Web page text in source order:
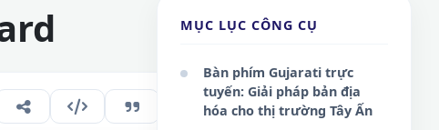
179
MỤC LỤC CÔNG CỤ
Bàn phím Gujarati trực
tuyến: Giải pháp bản địa
hóa cho thị trường Tây Ấn